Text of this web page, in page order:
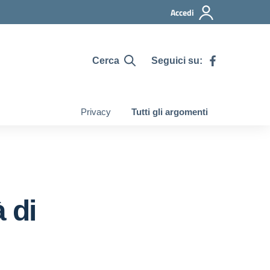
Accedi
Cerca Seguici su:
Privacy Tutti gli argomenti
di